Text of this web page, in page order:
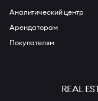
Аналитический центр
Арендаторам
Покупателям
REAL